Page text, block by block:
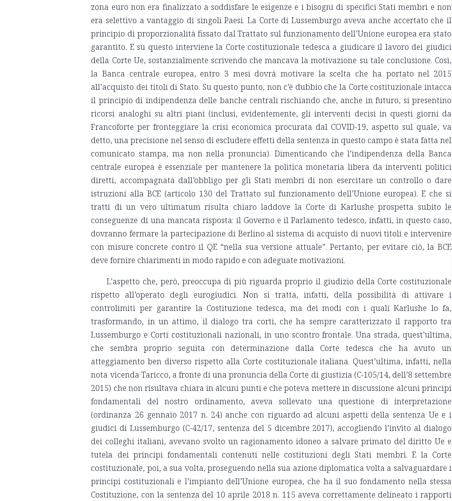
zona euro non era finalizzato a soddisfare le esigenze e i bisogni di specifici Stati membri e non
era selettivo a vantaggio di singoli Paesi. La Corte di Lussemburgo aveva anche accertato che il
principio di proporzionalità fissato dal Trattato sul funzionamento dell’Unione europea era stato
garantito. E su questo interviene la Corte costituzionale tedesca a giudicare il lavoro dei giudici
della Corte Ue, sostanzialmente scrivendo che mancava la motivazione su tale conclusione. Così,
la Banca centrale europea, entro 3 mesi dovrà motivare la scelta che ha portato nel 2015
all’acquisto dei titoli di Stato. Su questo punto, non c’è dubbio che la Corte costituzionale intacca
il principio di indipendenza delle banche centrali rischiando che, anche in futuro, si presentino
ricorsi analoghi su altri piani (inclusi, evidentemente, gli interventi decisi in questi giorni da
Francoforte per fronteggiare la crisi economica procurata dal COVID-19, aspetto sul quale, va
detto, una precisione nel senso di escludere effetti della sentenza in questo campo è stata fatta nel
comunicato stampa, ma non nella pronuncia). Dimenticando che l’indipendenza della Banca
centrale europea è essenziale per mantenere la politica monetaria libera da interventi politici
diretti, accompagnata dall’obbligo per gli Stati membri di non esercitare un controllo o dare
istruzioni alla BCE (articolo 130 del Trattato sul funzionamento dell’Unione europea). E che si
tratti di un vero ultimatum risulta chiaro laddove la Corte di Karlushe prospetta subito le
conseguenze di una mancata risposta: il Governo e il Parlamento tedesco, infatti, in questo caso,
dovranno fermare la partecipazione di Berlino al sistema di acquisto di nuovi titoli e intervenire
con misure concrete contro il QE “nella sua versione attuale”. Pertanto, per evitare ciò, la BCE
deve fornire chiarimenti in modo rapido e con adeguate motivazioni.
L’aspetto che, però, preoccupa di più riguarda proprio il giudizio della Corte costituzionale
rispetto all’operato degli eurogiudici. Non si tratta, infatti, della possibilità di attivare i
controlimiti per garantire la Costituzione tedesca, ma dei modi con i quali Karlushe lo fa,
trasformando, in un attimo, il dialogo tra corti, che ha sempre caratterizzato il rapporto tra
Lussemburgo e Corti costituzionali nazionali, in uno scontro frontale. Una strada, quest’ultima,
che sembra proprio seguita con determinazione dalla Corte tedesca che ha avuto un
atteggiamento ben diverso rispetto alla Corte costituzionale italiana. Quest’ultima, infatti, nella
nota vicenda Taricco, a fronte di una pronuncia della Corte di giustizia (C-105/14, dell’8 settembre
2015) che non risultava chiara in alcuni punti e che poteva mettere in discussione alcuni principi
fondamentali del nostro ordinamento, aveva sollevato una questione di interpretazione
(ordinanza 26 gennaio 2017 n. 24) anche con riguardo ad alcuni aspetti della sentenza Ue e i
giudici di Lussemburgo (C-42/17, sentenza del 5 dicembre 2017), accogliendo l’invito al dialogo
dei colleghi italiani, avevano svolto un ragionamento idoneo a salvare primato del diritto Ue e
tutela dei principi fondamentali contenuti nelle costituzioni degli Stati membri. E la Corte
costituzionale, poi, a sua volta, proseguendo nella sua azione diplomatica volta a salvaguardare i
principi costituzionali e l’impianto dell’Unione europea, che ha il suo fondamento nella stessa
Costituzione, con la sentenza del 10 aprile 2018 n. 115 aveva correttamente delineato i rapporti